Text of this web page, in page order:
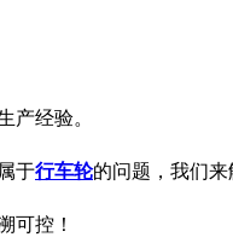
产经验。
于行车轮的问题，我们来
可控！